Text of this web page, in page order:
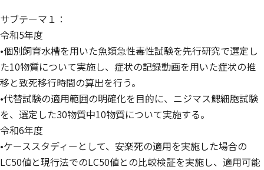
サブテーマ１：
令和5年度
•個別飼育水槽を用いた魚類急性毒性試験を先行研究で選定し
た10物質について実施し、症状の記録動画を用いた症状の推
移と致死移行時間の算出を行う。
•代替試験の適用範囲の明確化を目的に、ニジマス鰓細胞試験
を、選定した30物質中10物質について実施する。
令和6年度
•ケーススタディーとして、安楽死の適用を実施した場合の
LC50値と現行法でのLC50値との比較検証を実施し、適用可能